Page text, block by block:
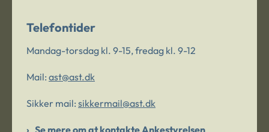
Telefontider
Mandag-torsdag kl. 9-15, fredag kl. 9-12
Mail: ast@ast.dk
Sikker mail: sikkermail@ast.dk